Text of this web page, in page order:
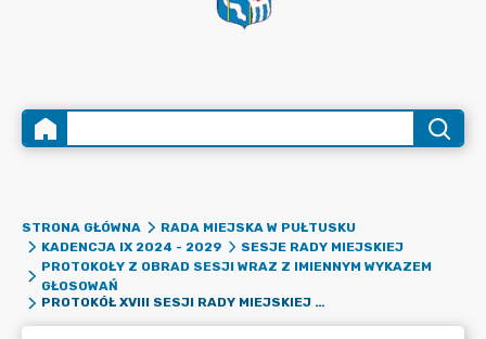
STRONA GŁÓWNA
RADA MIEJSKA W PUŁTUSKU
KADENCJA IX 2024 - 2029
SESJE RADY MIEJSKIEJ
PROTOKOŁY Z OBRAD SESJI WRAZ Z IMIENNYM WYKAZEM
GŁOSOWAŃ
PROTOKÓŁ XVIII SESJI RADY MIEJSKIEJ ORAZ IMIENNY WYKAZ GŁOSOWAŃ RADNYCH NA SESJI W DN. 24 KWIETNIA 2025 R.